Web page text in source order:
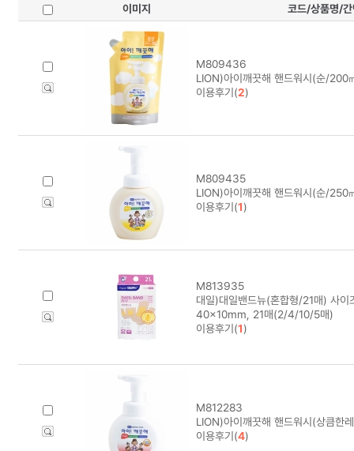
이미지 코드/상품명/간
M809436
LION)아이깨끗해 핸드워시(순/200
이용후기(2)
M809435
LION)아이깨끗해 핸드워시(순/250
이용후기(1)
M813935
대일)대일밴드뉴(혼합형/21매)
40x10mm, 21매(2/4/10/5매)
이용후기(1)
M812283
LION)아이깨끗해 핸드워시(상큼한
이용후기(4)